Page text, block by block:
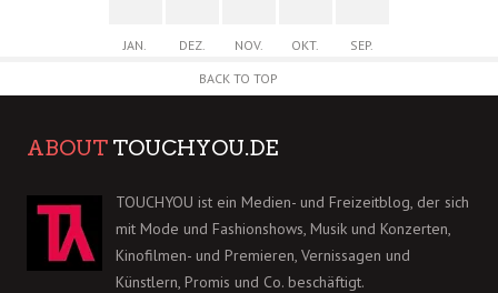
JAN. DEZ. NOV. OKT.
SEP.
BACK TO TOP
ABOUT TOUCHYOU.DE
TOUCHYOU ist ein Medien- und Freizeitblog, der sich
mit Mode und Fashionshows, Musik und Konzerten,
Kinofilmen- und Premieren, Vernissagen und
Künstlern, Promis und Co. beschäftigt.